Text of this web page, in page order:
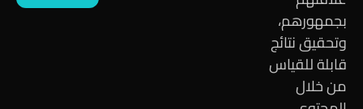
بجمهورهم،
وتحقيق نتائج
قابلة للقياس
من خلال